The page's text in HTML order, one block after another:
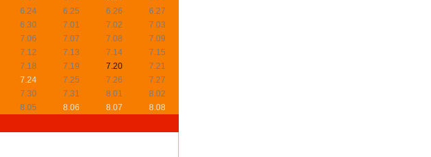
6.24 6.25 6.26
6.27
6.30 7.01 7.02
7.03
7.06 7.07 7.08
7.09
7.12 7.13 7.14
7.15
7.18 7.19 7.20
7.21
7.24 7.25 7.26
7.27
7.30 7.31 8.01
8.02
8.05 8.06 8.07
8.08